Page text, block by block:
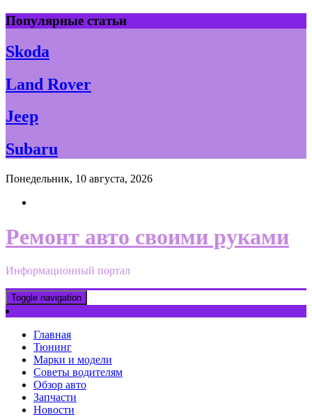
Skip
to
content
Популярные статьи
Skoda
Land Rover
Jeep
Subaru
Понедельник, 10 августа, 2026
Ремонт авто своими руками
Информационный портал
Toggle navigation
Главная
Тюнинг
Марки и модели
Советы водителям
Обзор авто
Запчасти
Новости